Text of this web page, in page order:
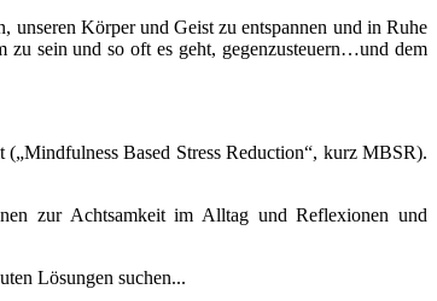
Körper und Geist zu entspannen und in Ruhe
sein und so oft es geht, gegenzusteuern…und dem
Based Stress Reduction“, kurz MBSR).
zur Achtsamkeit im Alltag und Reflexionen und
Lösungen suchen...